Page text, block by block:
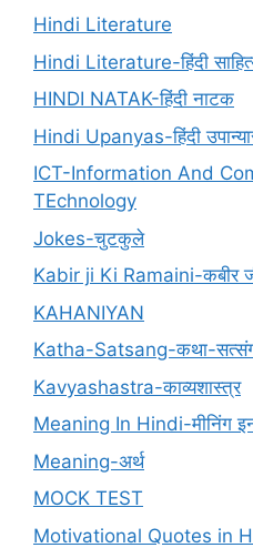
Hindi Literature
Hindi Literature-हिंदी
HINDI NATAK-हिंदी नाटक
Hindi Upanyas-हिंदी
ICT-Information And
TEchnology
Jokes-चुटकुले
Kabir ji Ki Ramaini-कबीर
KAHANIYAN
Katha-Satsang-कथा-
Kavyashastra-काव्यशास्त्र
Meaning In Hindi-मीनिंग इन
Meaning-अर्थ
MOCK TEST
Motivational Quotes in